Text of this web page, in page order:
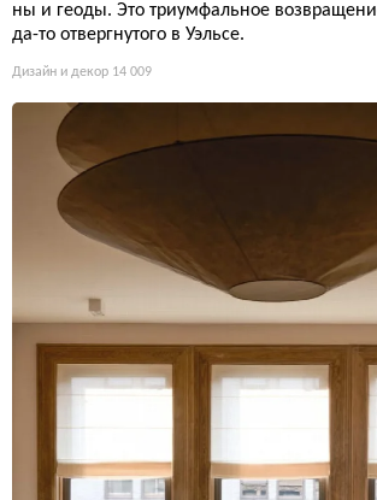
ны и геоды. Это триумфальное
да-то отвергнутого в Уэльсе.
Дизайн и декор 14 009